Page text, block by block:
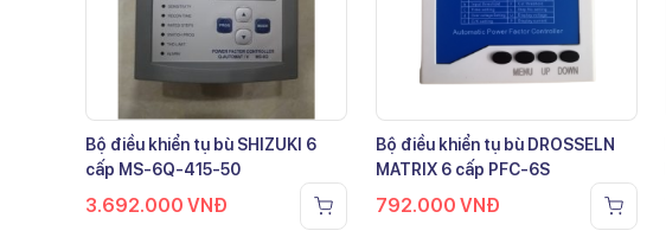
Bộ điều khiển tụ bù SHIZUKI 6
cấp MS-6Q-415-50
3.692.000 VNĐ
Bộ điều khiển tụ bù DROSSELN
MATRIX 6 cấp PFC-6S
792.000 VNĐ